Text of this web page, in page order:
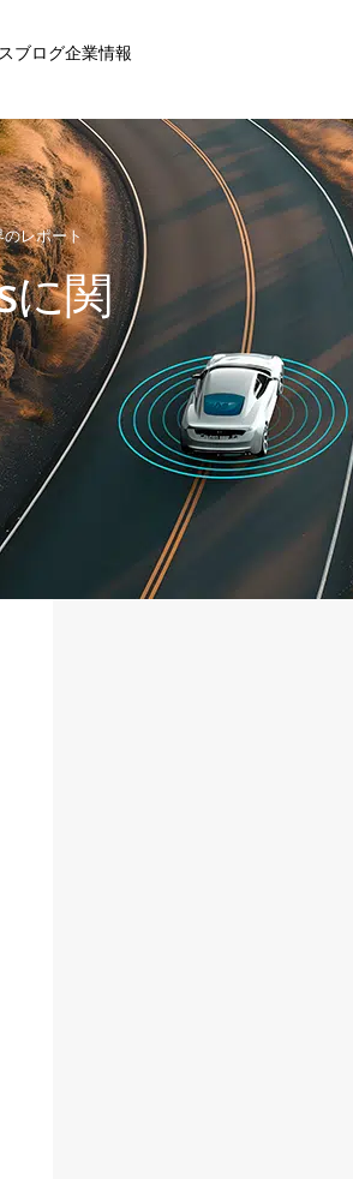
ブログ企業情報
のレポート
に関